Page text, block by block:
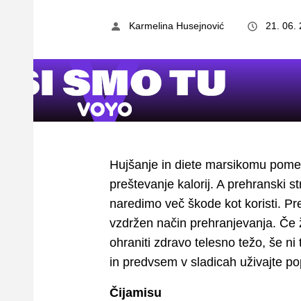
Karmelina Husejnović 21. 06.
Hujšanje in diete marsikomu
preštevanje kalorij. A prehranski
naredimo več škode kot koristi.
vzdržen način prehranjevanja.
ohraniti zdravo telesno težo, še
in predvsem v sladicah uživajte
Čijamisu